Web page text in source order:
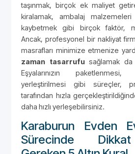
taşınmak, birçok ek maliyet
kiralamak, ambalaj
kaybetmek gibi birçok faktör,
Ancak, profesyonel bir nakliyat
masrafları minimize etmenize
zaman tasarrufusağlamak da
Eşyalarınızın
yerleştirilmesi gibi süreçler,
tarafından hızla
daha hızlı yerleşebilirsiniz.
Karaburun Evden
Sürecinde